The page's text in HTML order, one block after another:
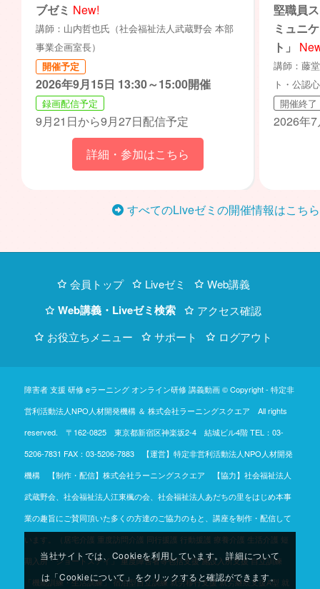
ブゼミ New!
講師：山内哲也氏（社会福祉法人武蔵野会 本部
事業企画室長）
開催予定
2026年9月15日 13:30～15:00開催
録画配信予定
9月21日から9月27日配信予定
詳細・参加はこちら
堅職員
ミュニ
ト」
講師：藤
ト・公認
開催終了
2026年
すべてのLiveゼミの開催情報はこちら
会員トップ Liveゼミ Web講義
Web講義・Liveゼミ検索
アクセス確認
お役立ちメニュー
サポート ログアウト
障害者 支援 研修 eラーニング オンライン研修 講義動画 © Copyright - 特定非
営利活動法人NPO人材開発機構＆ 株式会社ラーニングスクエア All rights
reserved. 〒162-0825 東京都新宿区神楽坂2-4 結城ビル4階TEL：03-
5206-7831 FAX：03-5206-7883 【運営】特定非営利活動法人NPO人材開発
機構 【制作・配信】株式会社ラーニングスクエア 【協力】社会福祉法人
武蔵野会、社会福祉法人江東楓の会、社会福祉法人あだちの里をはじめ本事
業の趣旨にご賛同頂いた多くの方達のご協力のもと、講座を制作・配信して
います。（居宅介護 重度訪問介護 同行援護 行動援護 療養介護 生活介護 短
期入所「ショートステイ」 重度障害者等包括支援 施設入所支援 自立訓練
「機能訓練・生活訓練」 宿泊型自立訓練 就労移行支援 就労継続支援A型 就
当社サイトでは、Cookieを利用しています。 詳細について
は「Cookieについて」をクリックすると確認ができます。